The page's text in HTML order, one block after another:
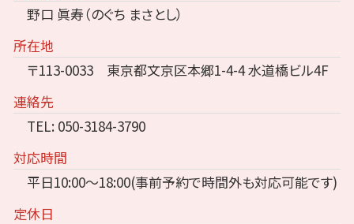
野口 眞寿（のぐち まさとし）
所在地
〒113-0033 東京都文京区本郷1-4-4 水道橋ビル4F
連絡先
TEL: 050-3184-3790
対応時間
平日10:00～18:00(事前予約で時間外も対応可能です)
定休日